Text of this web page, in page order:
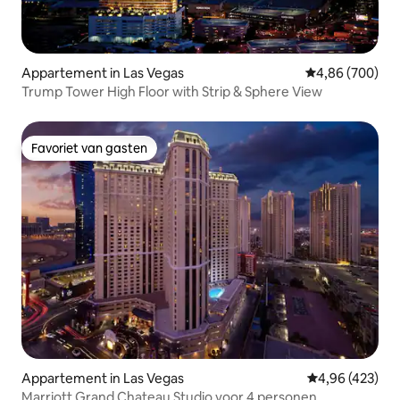
Appartement in Las Vegas Gemiddelde
4,86 (700)
Trump Tower High Floor with Strip & Sphere View
Favoriet van gasten
Favoriet van gasten
Appartement in Las Vegas Gemiddelde
4,96 (423)